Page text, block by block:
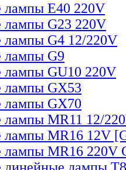
лампы E40 220V
лампы G23 220V
лампы G4 12/220V
лампы G9
лампы GU10 220V
лампы GX53
лампы GX70
лампы MR11 12/
лампы MR16 12V
лампы MR16 220V